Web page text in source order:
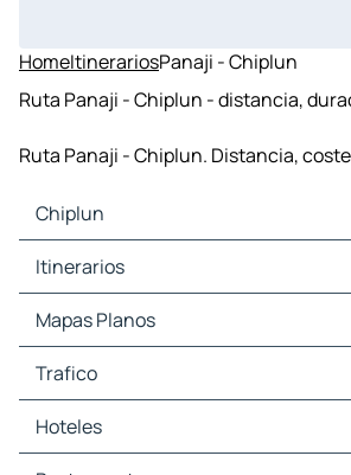
HomeItinerariosPanaji - Chiplun
Ruta Panaji - Chiplun - distancia,
Ruta Panaji - Chiplun. Distancia,
Chiplun
Chiplun Mapas Planos
Chiplun Trafico
Chiplun Hoteles
Chiplun Restaurantes
Chiplun Estaciones-servicio
Itinerarios
Mapas Planos
Trafico
Hoteles